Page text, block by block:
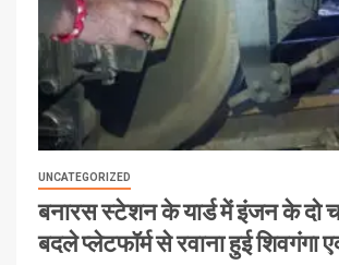
UNCATEGORIZED
बनारस स्टेशन के यार्ड में इंजन के दो
बदले प्लेटफॉर्म से रवाना हुई शिवगंगा